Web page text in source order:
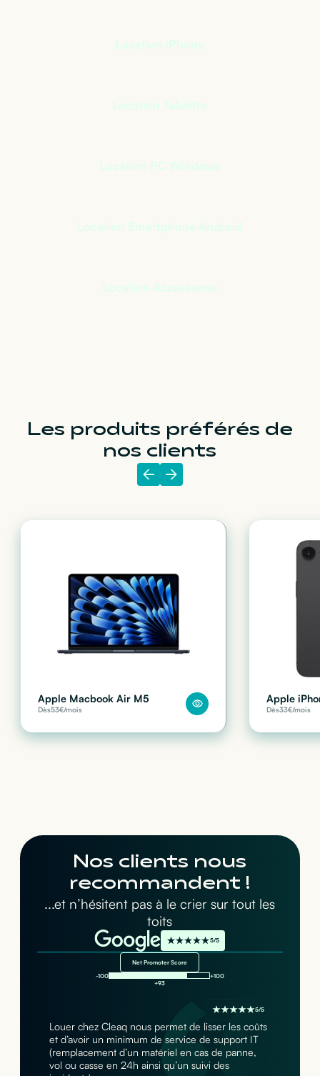
Location iPhone
Location Tablette
Location PC Windows
Location Smartphone Android
Location Accessoires
Les produits préférés de
nos clients
Apple Macbook Air M5
Dès53€/mois
Apple
Dès33€/mois
Nos clients nous
recommandent !
...et n’hésitent pas à le crier sur tout les
toits
5/5
Net Promoter Score
-100
+100
+93
5/5
Louer chez Cleaq nous permet de lisser les coûts
et d’avoir un minimum de service de support IT
(remplacement d’un matériel en cas de panne,
vol ou casse en 24h ainsi qu’un suivi des